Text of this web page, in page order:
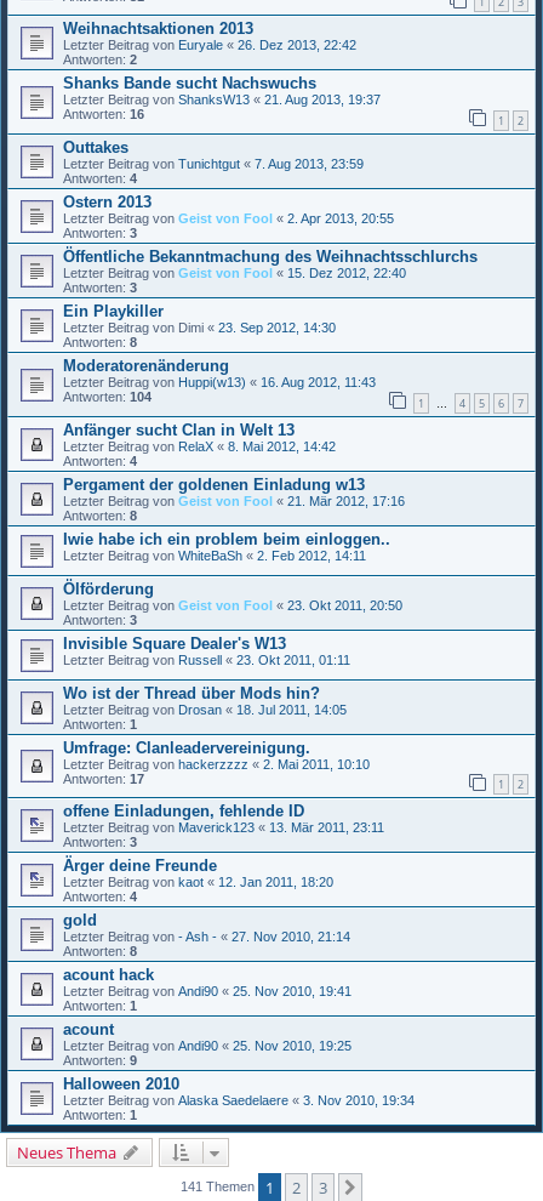
Weihnachtsaktionen 2013
Letzter Beitrag von Euryale « 26. Dez 2013, 22:42
Antworten: 2
Shanks Bande sucht Nachswuchs
Letzter Beitrag von ShanksW13 « 21. Aug 2013, 19:37
Antworten: 16 1 2
Outtakes
Letzter Beitrag von Tunichtgut « 7. Aug 2013, 23:59
Antworten: 4
Ostern 2013
Letzter Beitrag von Geist von Fool « 2. Apr 2013, 20:55
Antworten: 3
Öffentliche Bekanntmachung des Weihnachtsschlurchs
Letzter Beitrag von Geist von Fool « 15. Dez 2012, 22:40
Antworten: 3
Ein Playkiller
Letzter Beitrag von Dimi « 23. Sep 2012, 14:30
Antworten: 8
Moderatorenänderung
Letzter Beitrag von Huppi(w13) « 16. Aug 2012, 11:43
Antworten: 104 1 … 4 5 6 7
Anfänger sucht Clan in Welt 13
Letzter Beitrag von RelaX « 8. Mai 2012, 14:42
Antworten: 4
Pergament der goldenen Einladung w13
Letzter Beitrag von Geist von Fool « 21. Mär 2012, 17:16
Antworten: 8
Iwie habe ich ein problem beim einloggen..
Letzter Beitrag von WhiteBaSh « 2. Feb 2012, 14:11
Ölförderung
Letzter Beitrag von Geist von Fool « 23. Okt 2011, 20:50
Antworten: 3
Invisible Square Dealer's W13
Letzter Beitrag von Russell « 23. Okt 2011, 01:11
Wo ist der Thread über Mods hin?
Letzter Beitrag von Drosan « 18. Jul 2011, 14:05
Antworten: 1
Umfrage: Clanleadervereinigung.
Letzter Beitrag von hackerzzzz « 2. Mai 2011, 10:10
Antworten: 17 1 2
offene Einladungen, fehlende ID
Letzter Beitrag von Maverick123 « 13. Mär 2011, 23:11
Antworten: 3
Ärger deine Freunde
Letzter Beitrag von kaot « 12. Jan 2011, 18:20
Antworten: 4
gold
Letzter Beitrag von - Ash - « 27. Nov 2010, 21:14
Antworten: 8
acount hack
Letzter Beitrag von Andi90 « 25. Nov 2010, 19:41
Antworten: 1
acount
Letzter Beitrag von Andi90 « 25. Nov 2010, 19:25
Antworten: 9
Halloween 2010
Letzter Beitrag von Alaska Saedelaere « 3. Nov 2010, 19:34
Antworten: 1
Neues Thema
141 Themen 1 2 3